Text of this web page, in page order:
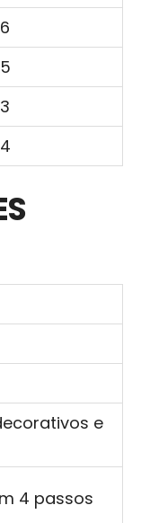
e
4 passos